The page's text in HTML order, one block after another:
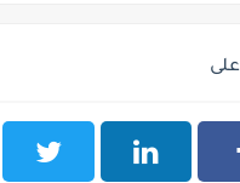
على